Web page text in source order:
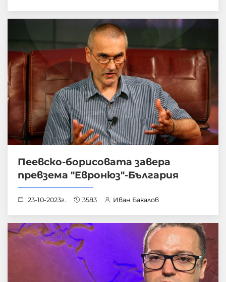
Пеевско-борисовата завера
превзема "Евронюз"-България
23-10-2023г. 3583 Иван Бакалов